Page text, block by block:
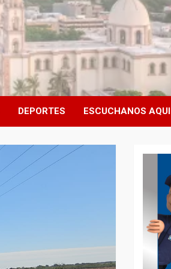
DEPORTES ESCUCHANOS AQUI